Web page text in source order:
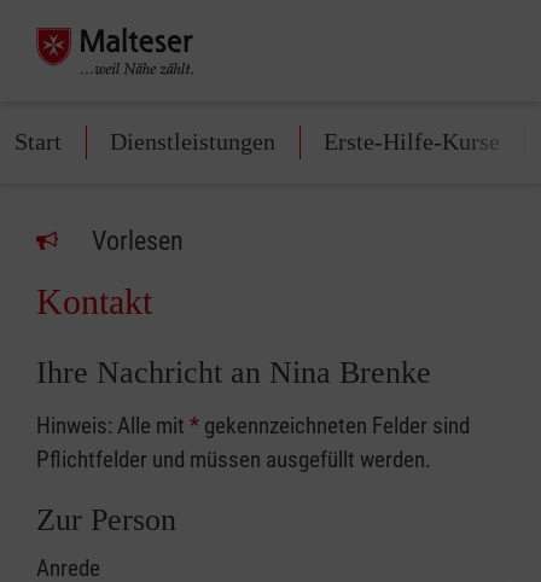
Start Dienstleistungen Erste-Hilfe-Kurse
Vorlesen
Kontakt
Ihre Nachricht an Nina Brenke
Hinweis: Alle mit * gekennzeichneten Felder sind
Pflichtfelder und müssen ausgefüllt werden.
Zur Person
Anrede